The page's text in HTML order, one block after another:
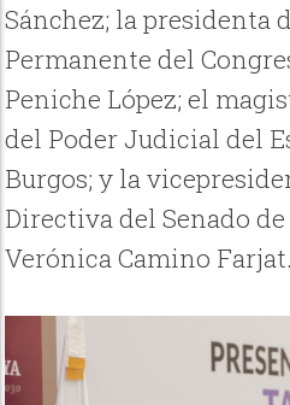
Sánchez; la presidenta
Permanente del
Peniche López; el
del Poder Judicial del
Burgos; y la
Directiva del Senado
Verónica Camino Farjat.